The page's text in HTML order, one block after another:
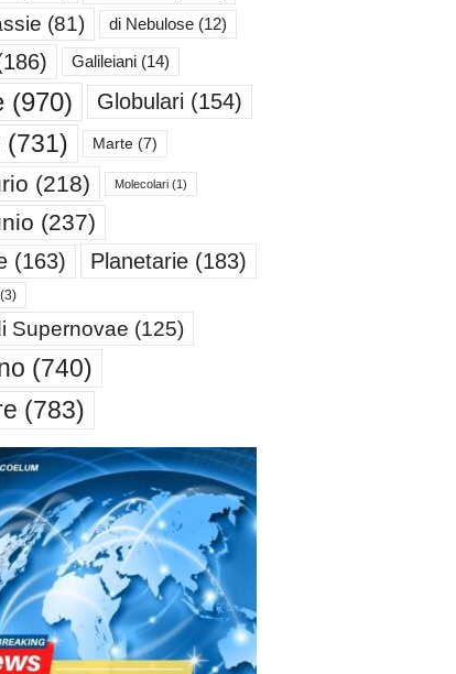
(81) di Nebulose(12)
Galileiani(14)
(970) Globulari (154)
(731) Marte(7)
(218) Molecolari(1)
(237)
(163) Planetarie(183)
Supernovae (125)
(740)
(783)